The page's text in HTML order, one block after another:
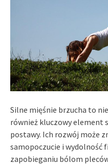
Silne mięśnie brzucha to
również kluczowy element
postawy. Ich rozwój może
samopoczucie i wydolność
zapobieganiu bólom